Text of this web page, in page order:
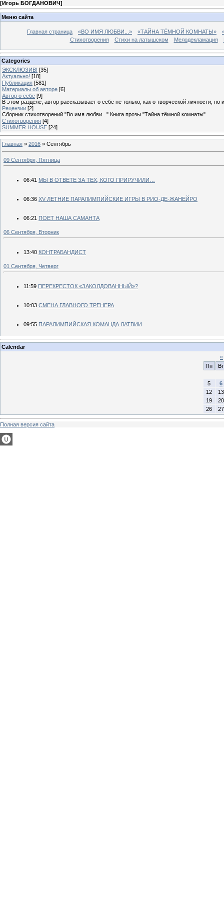
[Игорь БОГДАНОВИЧ]
Меню сайта
Главная страница «ВО ИМЯ ЛЮБВИ...» «ТАЙНА ТЁМНОЙ КОМНАТЫ»
Стихотворения
Стихи на латышском Мелодекламация
Categories
ЭКСКЛЮЗИВ! [35]
Актуально! [18]
Публикация [581]
Материалы об авторе [6]
Автор о себе [9]
В этом разделе, автор рассказывает о себе не только, как о творческой личности,
Рецензии [2]
Сборник стихотворений "Во имя любви..." Книга прозы "Тайна тёмной комнаты"
Стихотворения [4]
SUMMER HOUSE [24]
Главная » 2016 » Сентябрь
09 Сентября, Пятница
06:41 МЫ В ОТВЕТЕ ЗА ТЕХ, КОГО ПРИРУЧИЛИ…
06:36 XV ЛЕТНИЕ ПАРАЛИМПИЙСКИЕ ИГРЫ В РИО-ДЕ-ЖАНЕЙРО
06:21 ПОЕТ НАША САМАНТА
06 Сентября, Вторник
13:40 КОНТРАБАНДИСТ
01 Сентября, Четверг
11:59 ПЕРЕКРЕСТОК «ЗАКОЛДОВАННЫЙ»?
10:03 СМЕНА ГЛАВНОГО ТРЕНЕРА
09:55 ПАРАЛИМПИЙСКАЯ КОМАНДА ЛАТВИИ
Calendar
«
Пн
Вт
5
6
12
13
19
20
26
27
Полная версия сайта